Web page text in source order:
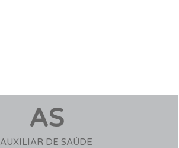
AS
AUXILIAR DE SAÚDE